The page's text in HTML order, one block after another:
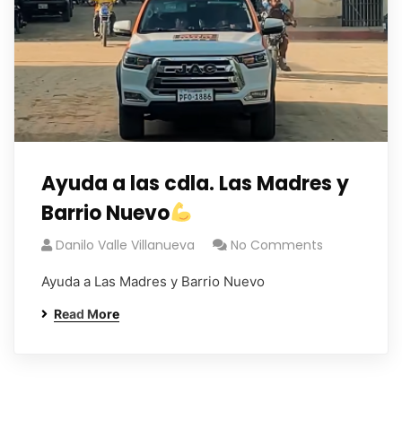
Ayuda a las cdla. Las Madres y
Barrio Nuevo
Danilo Valle Villanueva No Comments
Ayuda a Las Madres y Barrio Nuevo
Read More